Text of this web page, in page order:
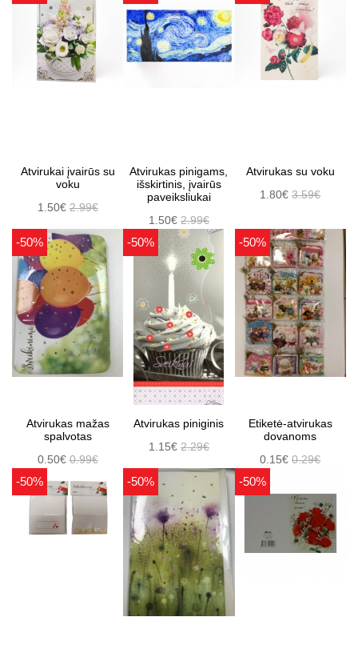
Atvirukai įvairūs su
voku
1.50€2.99€
Atvirukas pinigams,
išskirtinis, įvairūs
paveiksliukai
1.50€ 2.99€
Atvirukas su voku
1.80€3.59€
-50%
Atvirukas mažas
spalvotas
0.50€0.99€
-50%
Atvirukas piniginis
1.15€ 2.29€
-50%
Etiketė-atvirukas
dovanoms
0.15€0.29€
-50% -50% -50%